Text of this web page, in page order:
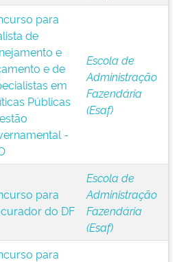
para
de
e
e de
em
Públicas
-
Escola de
Administração
Fazendária
(Esaf)
para
do DF
Escola de
Administração
Fazendária
(Esaf)
para